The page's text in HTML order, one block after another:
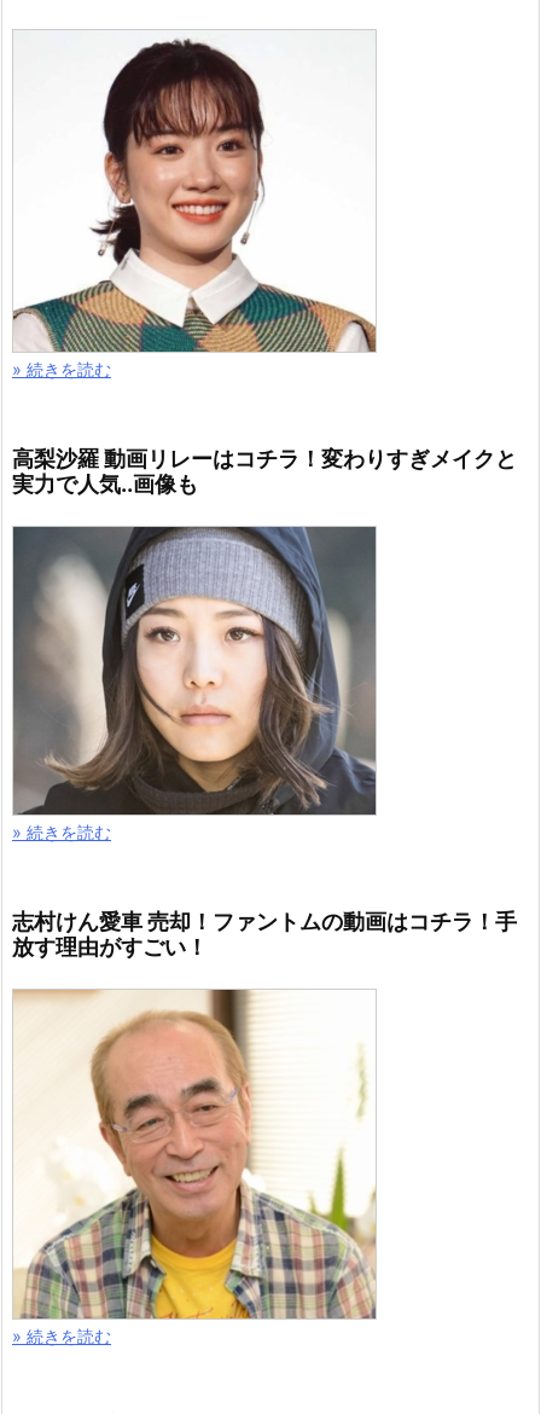
» 続きを読む
高梨沙羅 動画リレーはコチラ！変わりすぎメイクと
実力で人気..画像も
» 続きを読む
志村けん愛車 売却！ファントムの動画はコチラ！手
放す理由がすごい！
» 続きを読む